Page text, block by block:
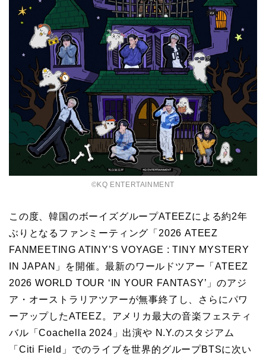
©KQ ENTERTAINMENT
この度、韓国のボーイズグループATEEZによる約2年
ぶりとなるファンミーティング「2026 ATEEZ
FANMEETING ATINY’S VOYAGE : TINY MYSTERY
IN JAPAN」を開催。最新のワールドツアー「ATEEZ
2026 WORLD TOUR ‘IN YOUR FANTASY’」のアジ
ア・オーストラリアツアーが無事終了し、さらにパワ
ーアップしたATEEZ。アメリカ最大の音楽フェスティ
バル「Coachella 2024」出演や N.Y.のスタジアム
「Citi Field」でのライブを世界的グループBTSに次い